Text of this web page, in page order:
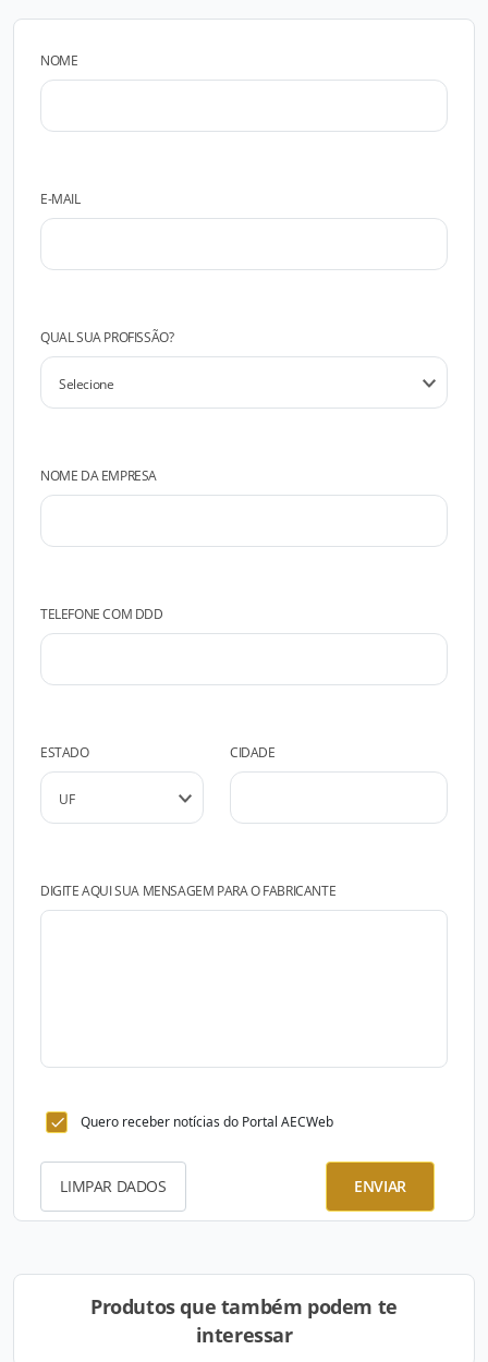
NOME
E-MAIL
QUAL SUA PROFISSÃO?
NOME DA EMPRESA
TELEFONE COM DDD
ESTADO CIDADE
DIGITE AQUI SUA MENSAGEM PARA O FABRICANTE
Quero receber notícias do Portal AECWeb
LIMPAR DADOS ENVIAR
Produtos que também podem te
interessar